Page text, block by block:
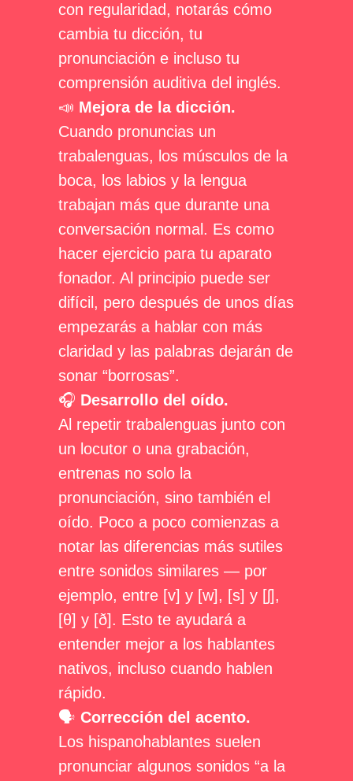
con regularidad, notarás cómo
cambia tu dicción, tu
pronunciación e incluso tu
comprensión auditiva del inglés.
📣 Mejora de la dicción.
Cuando pronuncias un
trabalenguas, los músculos de la
boca, los labios y la lengua
trabajan más que durante una
conversación normal. Es como
hacer ejercicio para tu aparato
fonador. Al principio puede ser
difícil, pero después de unos días
empezarás a hablar con más
claridad y las palabras dejarán de
sonar “borrosas”.
🎧 Desarrollo del oído.
Al repetir trabalenguas junto con
un locutor o una grabación,
entrenas no solo la
pronunciación, sino también el
oído. Poco a poco comienzas a
notar las diferencias más sutiles
entre sonidos similares — por
ejemplo, entre [v] y [w], [s] y [ʃ],
[θ] y [ð]. Esto te ayudará a
entender mejor a los hablantes
nativos, incluso cuando hablen
rápido.
🗣 Corrección del acento.
Los hispanohablantes suelen
pronunciar algunos sonidos “a la